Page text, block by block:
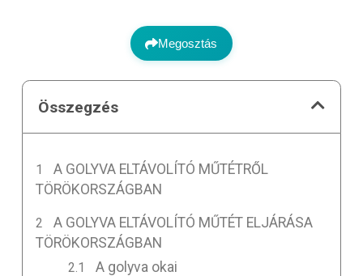
Megosztás
Összegzés
A GOLYVA ELTÁVOLÍTÓ MŰTÉTRŐL
TÖRÖKORSZÁGBAN
A GOLYVA ELTÁVOLÍTÓ MŰTÉT ELJÁRÁSA
TÖRÖKORSZÁGBAN
A golyva okai